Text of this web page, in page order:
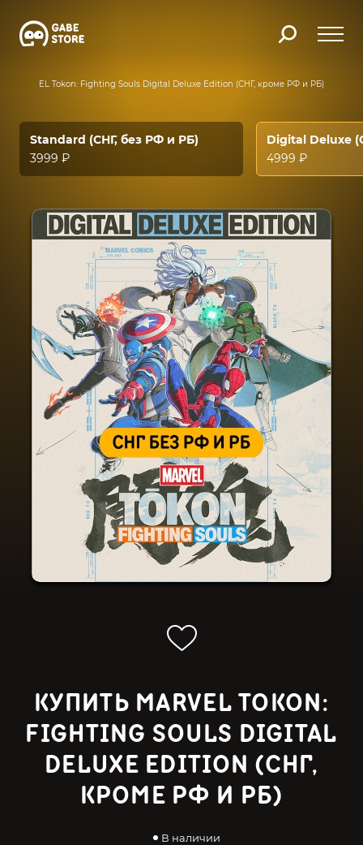
MARVEL Tokon: Fighting Souls Digital Deluxe Edition (СНГ, кроме РФ и РБ)
Standard (СНГ, без РФ и РБ)
3999 ₽
Digital Deluxe
4999 ₽
КУПИТЬ MARVEL TOKON:
FIGHTING SOULS DIGITAL
DELUXE EDITION (СНГ,
КРОМЕ РФ И РБ)
В наличии